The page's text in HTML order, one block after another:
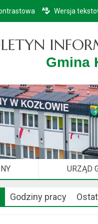
Przejdź do
Przejdź do
Wersja
Gmina
URZĄD
Godziny pracy